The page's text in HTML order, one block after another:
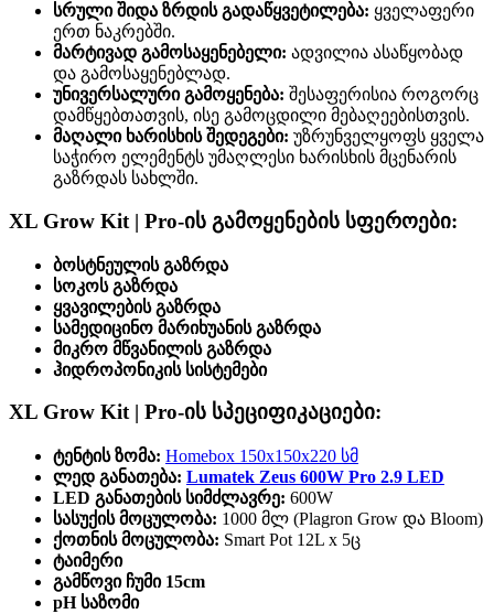
სრული შიდა ზრდის გადაწყვეტილება: ყველაფერი
ერთ ნაკრებში.
მარტივად გამოსაყენებელი: ადვილია ასაწყობად
და გამოსაყენებლად.
უნივერსალური გამოყენება: შესაფერისია როგორც
დამწყებთათვის, ისე გამოცდილი მებაღეებისთვის.
მაღალი ხარისხის შედეგები: უზრუნველყოფს ყველა
საჭირო ელემენტს უმაღლესი ხარისხის მცენარის
გაზრდას სახლში.
XL Grow Kit | Pro-ის გამოყენების სფეროები:
ბოსტნეულის გაზრდა
სოკოს გაზრდა
ყვავილების გაზრდა
სამედიცინო მარიხუანის გაზრდა
მიკრო მწვანილის გაზრდა
ჰიდროპონიკის სისტემები
XL Grow Kit | Pro-ის სპეციფიკაციები:
ტენტის ზომა: Homebox 150x150x220 სმ
ლედ განათება: Lumatek Zeus 600W Pro 2.9 LED
LED განათების სიმძლავრე: 600W
სასუქის მოცულობა: 1000 მლ (Plagron Grow და Bloom)
ქოთნის მოცულობა: Smart Pot 12L x 5ც
ტაიმერი
გამწოვი ჩუმი 15cm
pH საზომი